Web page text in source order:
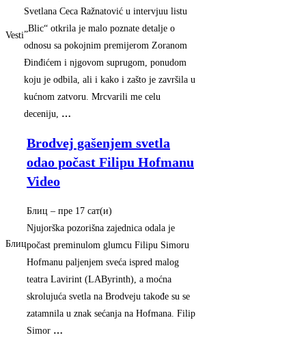
Vesti
Svetlana Ceca Ražnatović u intervjuu listu
„Blic“ otkrila je malo poznate detalje o
odnosu sa pokojnim premijerom Zoranom
Đinđićem i njgovom suprugom, ponudom
koju je odbila, ali i kako i zašto je završila u
kućnom zatvoru. Mrcvarili me celu
deceniju, …
Блиц
Brodvej gašenjem svetla
odao počast Filipu Hofmanu
Video
Блиц – ‎пре 17 сат(и)‎
Njujorška pozorišna zajednica odala je
počast preminulom glumcu Filipu Simoru
Hofmanu paljenjem sveća ispred malog
teatra Lavirint (LAByrinth), a moćna
skrolujuća svetla na Brodveju takođe su se
zatamnila u znak sećanja na Hofmana. Filip
Simor …